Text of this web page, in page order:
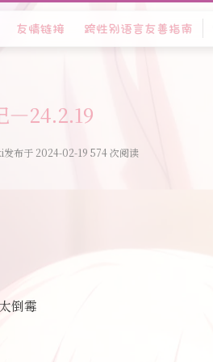
友情链接 跨性别语言友善指南
—24.2.19
发布于 2024-02-19 574 次阅读
倒霉